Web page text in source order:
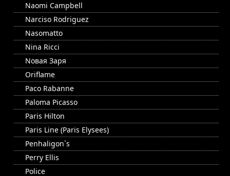
Naomi Campbell
Narciso Rodriguez
Nasomatto
Nina Ricci
Nовая Заря
Oriflame
Paco Rabanne
Paloma Picasso
Paris Hilton
Paris Line (Paris Elysees)
Penhaligon`s
Perry Ellis
Police